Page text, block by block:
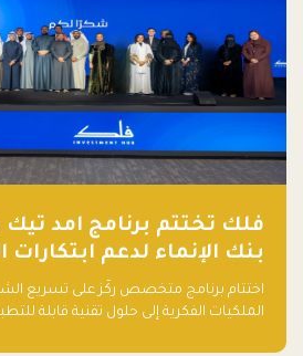
فلك تختتم برنامج امد
بنك الإنماء لدعم ابتكارات
اختتام برنامج متخصص ركّز على تسريع
الملكيات الفكرية إلى حلول تقنية قابلة